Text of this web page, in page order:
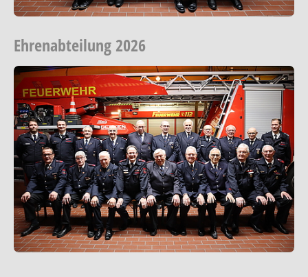
Ehrenabteilung 2026
Show larger version